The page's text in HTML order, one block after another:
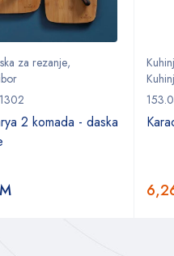
za rezanje,
2 komada - daska